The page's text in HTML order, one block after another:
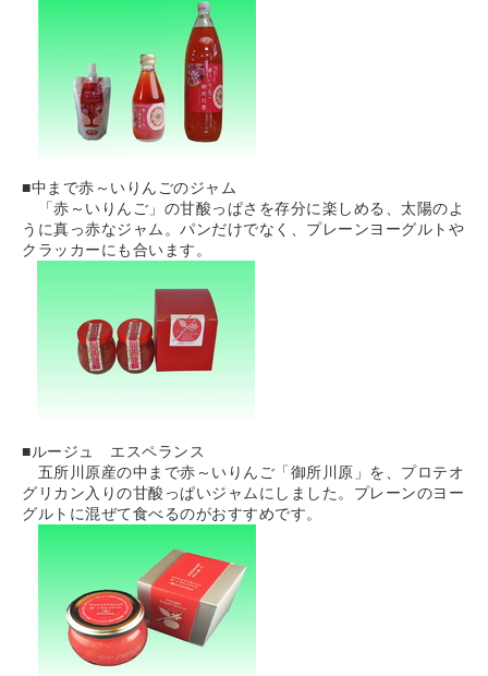
■中まで赤～いりんごのジャム
「赤～いりんご」の甘酸っぱさを存分に楽しめる、太陽のよ
うに真っ赤なジャム。パンだけでなく、プレーンヨーグルトや
クラッカーにも合います。
■ルージュ エスペランス
五所川原産の中まで赤～いりんご「御所川原」を、プロテオ
グリカン入りの甘酸っぱいジャムにしました。プレーンのヨー
グルトに混ぜて食べるのがおすすめです。